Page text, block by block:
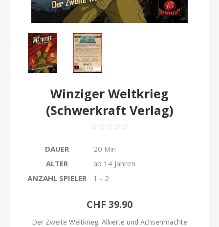
Winziger Weltkrieg
(Schwerkraft Verlag)
DAUER
20 Min
ALTER
ab 14 Jahren
ANZAHL SPIELER
1 - 2
CHF 39.90
Der Zweite Weltkrieg. Alliierte und Achsenmächte